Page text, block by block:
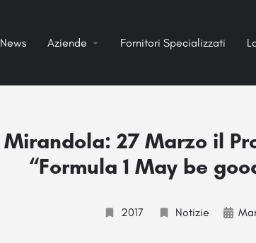
News Aziende Fornitori Specializzati
Mirandola: 27 Marzo il
“Formula 1 May be
2017 Notizie